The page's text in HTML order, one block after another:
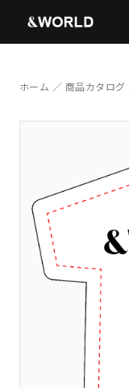
ホーム ／ 商品カタログ